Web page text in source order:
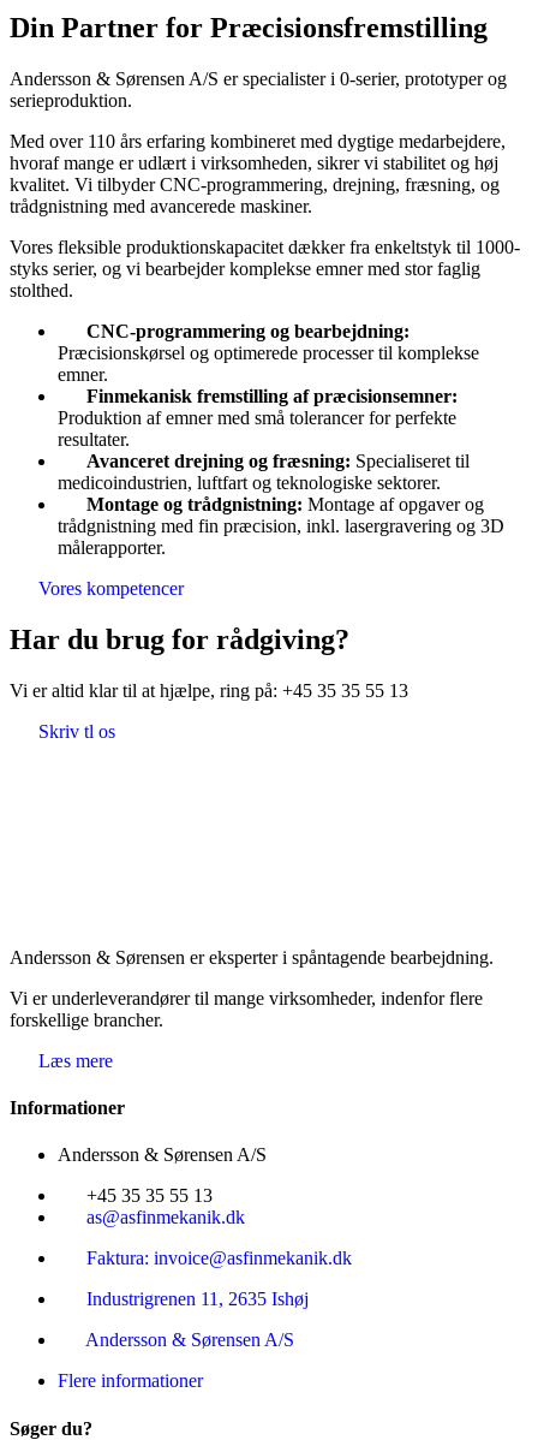
Din Partner for Præcisionsfremstilling
Andersson & Sørensen A/S er specialister i 0-serier, prototyper og
serieproduktion.
Med over 110 års erfaring kombineret med dygtige medarbejdere,
hvoraf mange er udlært i virksomheden, sikrer vi stabilitet og høj
kvalitet. Vi tilbyder CNC-programmering, drejning, fræsning, og
trådgnistning med avancerede maskiner.
Vores fleksible produktionskapacitet dækker fra enkeltstyk til 1000-
styks serier, og vi bearbejder komplekse emner med stor faglig
stolthed.
CNC-programmering og bearbejdning:
Præcisionskørsel og optimerede processer til komplekse
emner.
Finmekanisk fremstilling af præcisionsemner:
Produktion af emner med små tolerancer for perfekte
resultater.
Avanceret drejning og fræsning: Specialiseret til
medicoindustrien, luftfart og teknologiske sektorer.
Montage og trådgnistning: Montage af opgaver og
trådgnistning med fin præcision, inkl. lasergravering og 3D
målerapporter.
Vores kompetencer
Har du brug for rådgiving?
Vi er altid klar til at hjælpe, ring på: +45 35 35 55 13
Skriv tl os
Andersson & Sørensen er eksperter i spåntagende bearbejdning.
Vi er underleverandører til mange virksomheder, indenfor flere
forskellige brancher.
Læs mere
Informationer
Andersson & Sørensen A/S
+45 35 35 55 13
as@asfinmekanik.dk
Faktura: invoice@asfinmekanik.dk
Industrigrenen 11, 2635 Ishøj
Andersson & Sørensen A/S
Flere informationer
Søger du?